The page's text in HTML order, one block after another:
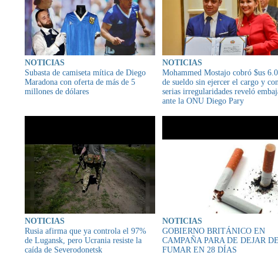
NOTICIAS
Subasta de camiseta mítica de Diego
Maradona con oferta de más de 5
millones de dólares
NOTICIAS
Mohammed Mostajo cobró $us
de sueldo sin ejercer el cargo y con
serias irregularidades reveló
ante la ONU Diego Pary
NOTICIAS
Rusia afirma que ya controla el 97%
de Lugansk, pero Ucrania resiste la
caída de Severodonetsk
NOTICIAS
GOBIERNO BRITÁNICO EN
CAMPAÑA PARA DE DEJAR DE
FUMAR EN 28 DÍAS